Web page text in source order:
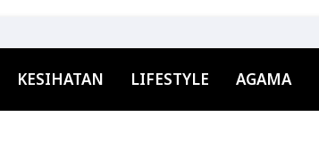
KESIHATAN LIFESTYLE AGAMA